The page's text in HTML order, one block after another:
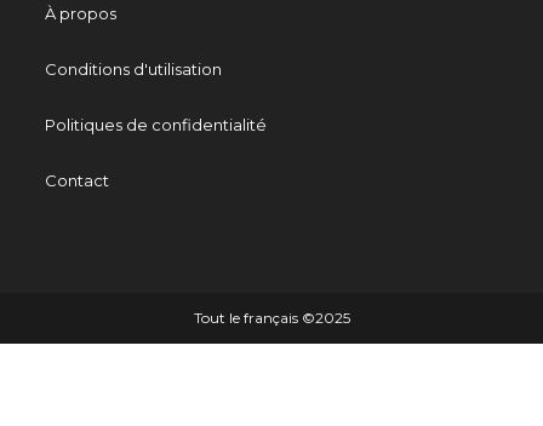
À propos
Conditions d'utilisation
Politiques de confidentialité
Contact
Tout le français ©️2025